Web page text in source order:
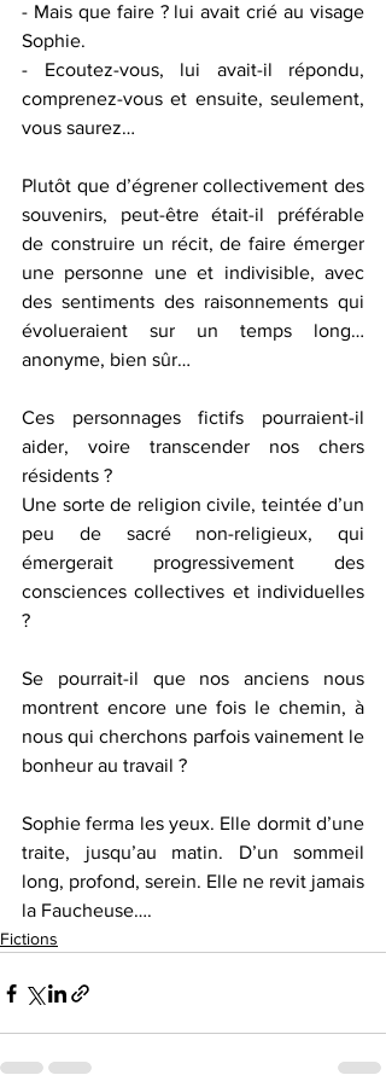
- Mais que faire ? lui avait crié au visage
Sophie.
- Ecoutez-vous, lui avait-il répondu,
comprenez-vous et ensuite, seulement,
vous saurez…
Plutôt que d’égrener collectivement des
souvenirs, peut-être était-il préférable
de construire un récit, de faire émerger
une personne une et indivisible, avec
des sentiments des raisonnements qui
évolueraient sur un temps long…
anonyme, bien sûr…
Ces personnages fictifs pourraient-il
aider, voire transcender nos chers
résidents ?
Une sorte de religion civile, teintée d’un
peu de sacré non-religieux, qui
émergerait progressivement des
consciences collectives et individuelles
?
Se pourrait-il que nos anciens nous
montrent encore une fois le chemin, à
nous qui cherchons parfois vainement le
bonheur au travail ?
Sophie ferma les yeux. Elle dormit d’une
traite, jusqu’au matin. D’un sommeil
long, profond, serein. Elle ne revit jamais
la Faucheuse….
Fictions